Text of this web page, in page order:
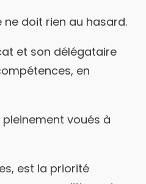
doit rien au hasard.
et son délégataire
en
voués à
est la priorité